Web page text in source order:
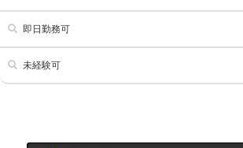
即日勤務可
未経験可